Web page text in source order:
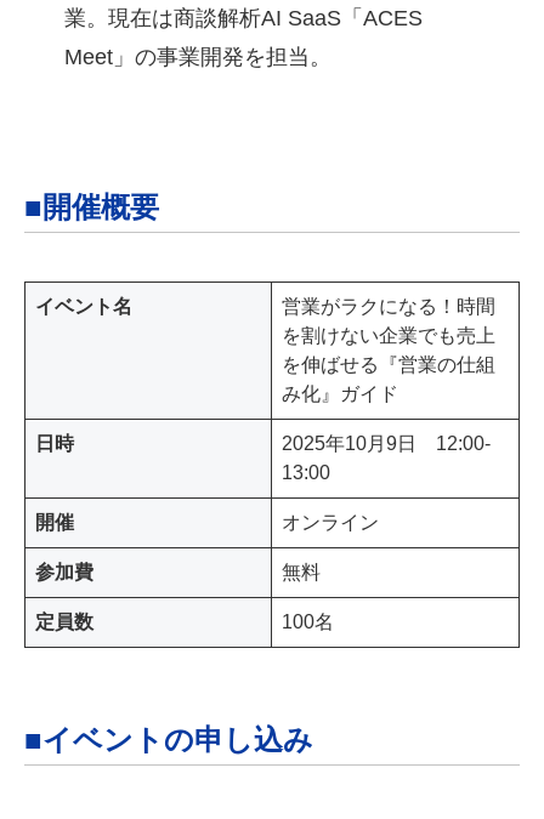
業。現在は商談解析AI SaaS「ACES
Meet」の事業開発を担当。
■開催概要
イベント名
営業がラクになる！時間
を割けない企業でも売上
を伸ばせる『営業の仕組
み化』ガイド
日時
2025年10月9日 12:00-
13:00
開催 オンライン
参加費 無料
定員数 100名
■イベントの申し込み